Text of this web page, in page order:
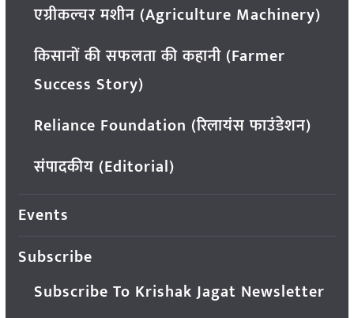
एग्रीकल्चर मशीन (Agriculture Machinery)
किसानों की सफलता की कहानी (Farmer
Success Story)
Reliance Foundation (रिलायंस फाउंडेशन)
संपादकीय (Editorial)
Events
Subscribe
Subscribe To Krishak Jagat Newsletter